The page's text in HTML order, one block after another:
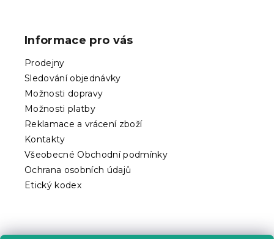
Informace pro vás
Prodejny
Sledování objednávky
Možnosti dopravy
Možnosti platby
Reklamace a vrácení zboží
Kontakty
Všeobecné Obchodní podmínky
Ochrana osobních údajů
Etický kodex